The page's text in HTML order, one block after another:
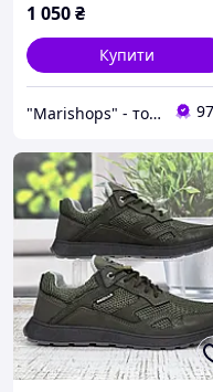
1 050₴
Купити
"Marishops" - товари для всієї родини